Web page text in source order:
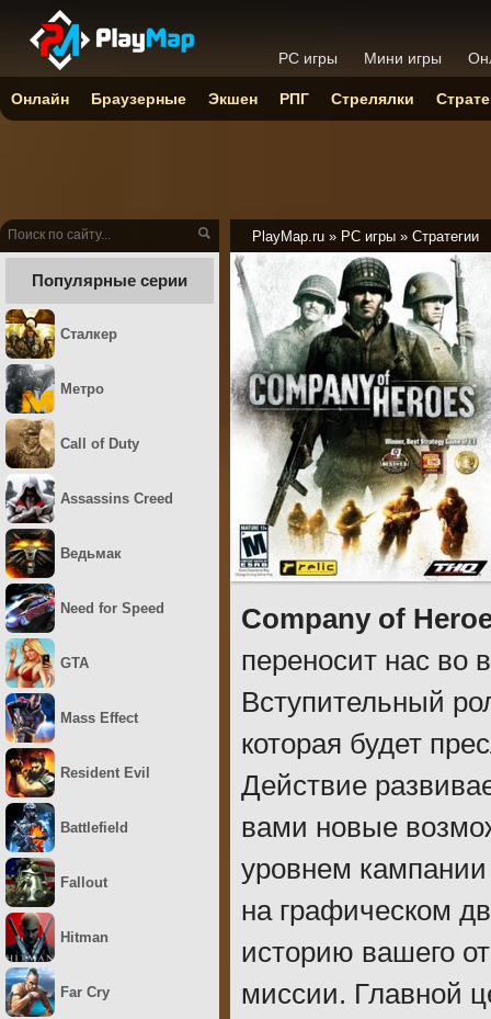
PlayMap.ru » PC игры » Стратегии
Company of
переносит нас во
Вступительный
которая будет
Действие
вами новые
уровнем
на графическом
историю вашего
миссии. Главной
Популярные серии
Сталкер
Метро
Call of Duty
Assassins Creed
Ведьмак
Need for Speed
GTA
Mass Effect
Resident Evil
Battlefield
Fallout
Hitman
Far Cry
PC игры Мини игры
Онлайн Браузерные Экшен РПГ Стрелялки